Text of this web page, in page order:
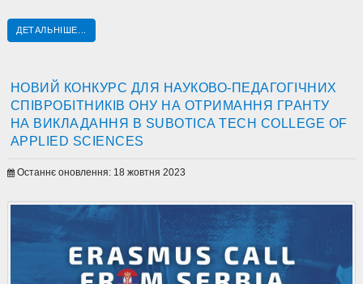
ДЕТАЛЬНІШЕ...
НОВИЙ КОНКУРС ДЛЯ НАУКОВО-ПЕДАГОГІЧНИХ
СПІВРОБІТНИКІВ ОНУ НА ОТРИМАННЯ ГРАНТУ
НА ВИКЛАДАННЯ В SUBOTICA TECH COLLEGE OF
APPLIED SCIENCES
Останнє оновлення: 18 жовтня 2023